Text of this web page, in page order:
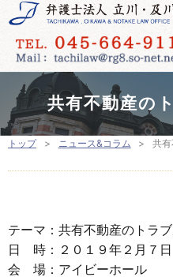
共有不動産の
トップ ニュース&コラム 共
テーマ：共有不動産のトラ
日 時：２０１９年２月７
会 場：アイビーホール